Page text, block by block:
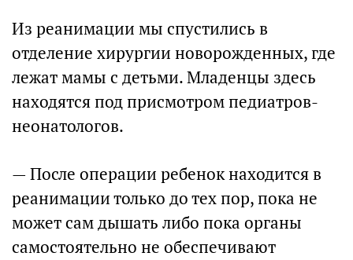
Из реанимации мы спустились в
отделение хирургии новорожденных, где
лежат мамы с детьми. Младенцы здесь
находятся под присмотром педиатров-
неонатологов.
— После операции ребенок находится в
реанимации только до тех пор, пока не
может сам дышать либо пока органы
самостоятельно не обеспечивают